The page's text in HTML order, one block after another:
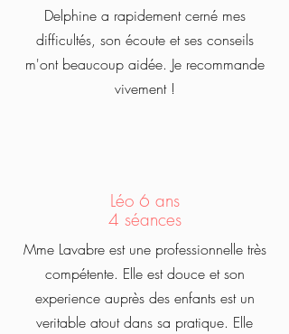
Delphine a rapidement cerné mes
difficultés, son écoute et ses conseils
m'ont beaucoup aidée. Je recommande
vivement !
Léo 6 ans
4 séances
Mme Lavabre est une professionnelle très
compétente. Elle est douce et son
experience auprès des enfants est un
veritable atout dans sa pratique. Elle